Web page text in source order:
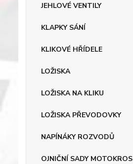
JEHLOVÉ VENTILY
KLAPKY SÁNÍ
KLIKOVÉ HŘÍDELE
LOŽISKA
LOŽISKA NA KLIKU
LOŽISKA PŘEVODOVKY
NAPÍNÁKY ROZVODŮ
OJNIČNÍ SADY MOTOKROS